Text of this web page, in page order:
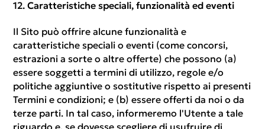
Caratteristiche speciali, funzionalità ed eventi
Il Sito può offrire alcune funzionalità e
caratteristiche speciali o eventi (come concorsi,
estrazioni a sorte o altre offerte) che possono (a)
essere soggetti a termini di utilizzo, regole e/o
politiche aggiuntive o sostitutive rispetto ai presenti
Termini e condizioni; e (b) essere offerti da noi o da
terze parti. In tal caso, informeremo l'Utente a tale
riguardo e, se dovesse scegliere di usufruire di